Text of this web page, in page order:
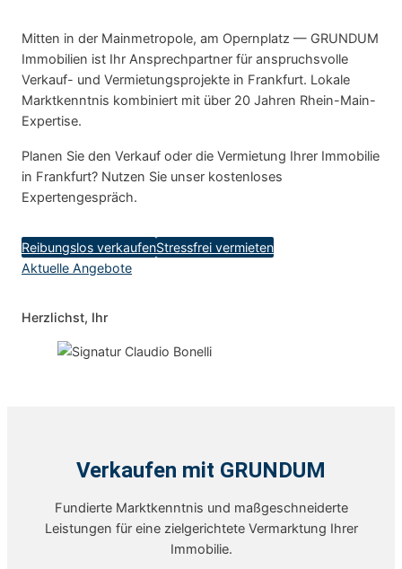
Mitten in der Mainmetropole, am Opernplatz — GRUNDUM
Immobilien ist Ihr Ansprechpartner für anspruchsvolle
Verkauf- und Vermietungsprojekte in Frankfurt. Lokale
Marktkenntnis kombiniert mit über 20 Jahren Rhein-Main-
Expertise.
Planen Sie den Verkauf oder die Vermietung Ihrer Immobilie
in Frankfurt? Nutzen Sie unser kostenloses
Expertengespräch.
Reibungslos verkaufenStressfrei vermieten
Aktuelle Angebote
Herzlichst, Ihr
Verkaufen mit GRUNDUM
Fundierte Marktkenntnis und maßgeschneiderte
Leistungen für eine zielgerichtete Vermarktung Ihrer
Immobilie.